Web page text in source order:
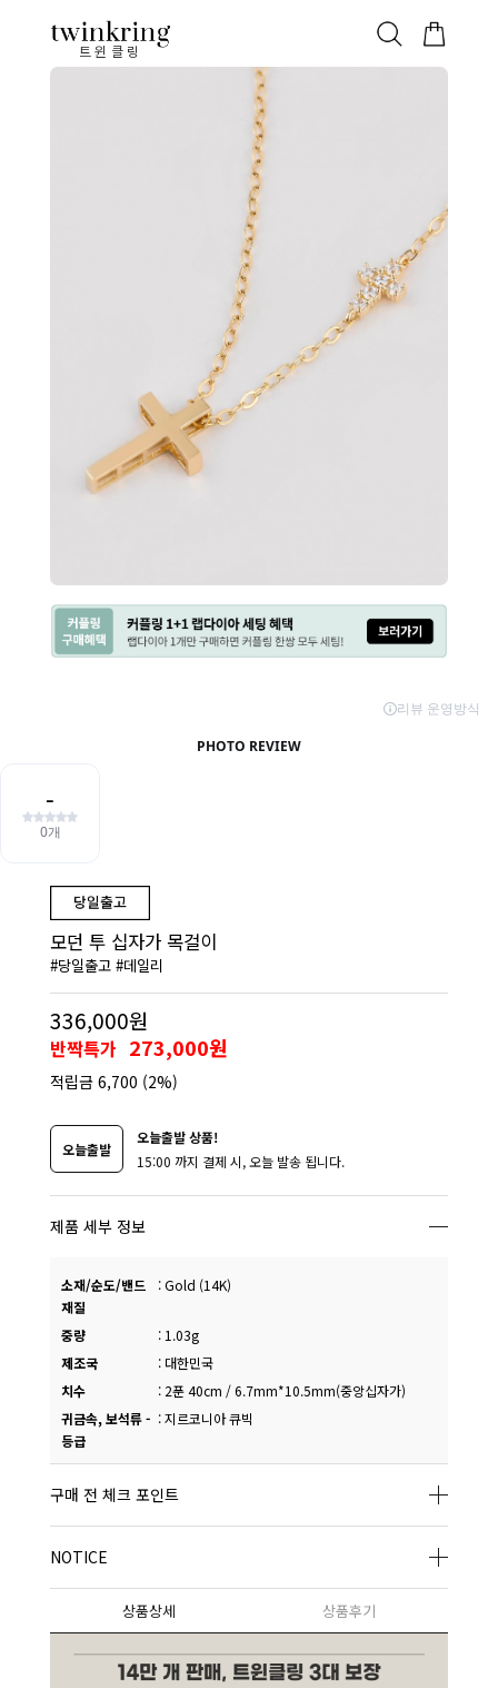
트윈클링
ALL 베스트 안쪽막음 웨딩/다이아 가드링/반지
모던 투 십자가 목걸이
#당일출고 #데일리
336,000원
반짝특가 273,000원
적립금 6,700 (2%)
오늘출발
오늘출발 상품!
15:00 까지 결제 시, 오늘 발송 됩니다.
제품 세부 정보
소재/순도/밴드
재질
:Gold (14K)
중량 : 1.03g
제조국
: 대한민국
치수
: 2푼 40cm / 6.7mm*10.5mm(중앙십자가)
귀금속, 보석류 -
등급
:지르코니아 큐빅
구매 전 체크 포인트
NOTICE
상품상세 상품후기